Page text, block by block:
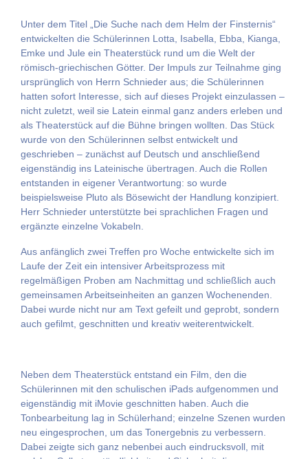
Unter dem Titel „Die Suche nach dem Helm der Finsternis“
entwickelten die Schülerinnen Lotta, Isabella, Ebba, Kianga,
Emke und Jule ein Theaterstück rund um die Welt der
römisch-griechischen Götter. Der Impuls zur Teilnahme ging
ursprünglich von Herrn Schnieder aus; die Schülerinnen
hatten sofort Interesse, sich auf dieses Projekt einzulassen –
nicht zuletzt, weil sie Latein einmal ganz anders erleben und
als Theaterstück auf die Bühne bringen wollten. Das Stück
wurde von den Schülerinnen selbst entwickelt und
geschrieben – zunächst auf Deutsch und anschließend
eigenständig ins Lateinische übertragen. Auch die Rollen
entstanden in eigener Verantwortung: so wurde
beispielsweise Pluto als Bösewicht der Handlung konzipiert.
Herr Schnieder unterstützte bei sprachlichen Fragen und
ergänzte einzelne Vokabeln.
Aus anfänglich zwei Treffen pro Woche entwickelte sich im
Laufe der Zeit ein intensiver Arbeitsprozess mit
regelmäßigen Proben am Nachmittag und schließlich auch
gemeinsamen Arbeitseinheiten an ganzen Wochenenden.
Dabei wurde nicht nur am Text gefeilt und geprobt, sondern
auch gefilmt, geschnitten und kreativ weiterentwickelt.
Neben dem Theaterstück entstand ein Film, den die
Schülerinnen mit den schulischen iPads aufgenommen und
eigenständig mit iMovie geschnitten haben. Auch die
Tonbearbeitung lag in Schülerhand; einzelne Szenen wurden
neu eingesprochen, um das Tonergebnis zu verbessern.
Dabei zeigte sich ganz nebenbei auch eindrucksvoll, mit